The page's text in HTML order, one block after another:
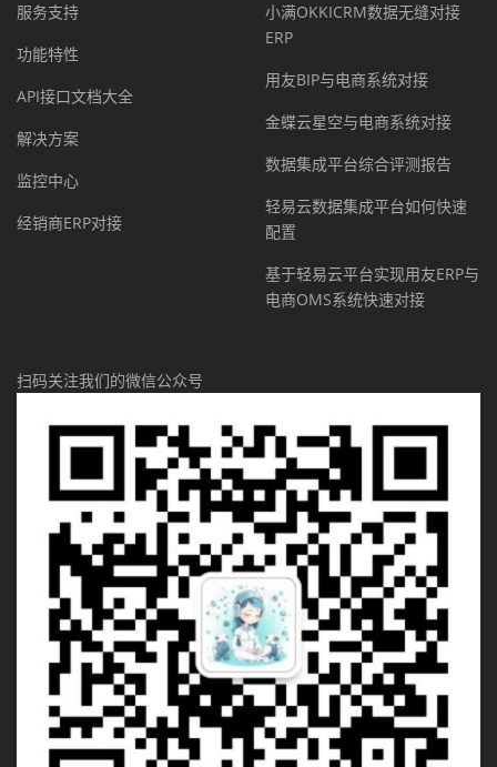
服务支持
功能特性
API接口文档大全
解决方案
监控中心
经销商ERP对接
小满OKKICRM数据无缝对接
ERP
用友BIP与电商系统对接
金蝶云星空与电商系统对接
数据集成平台综合评测报告
轻易云数据集成平台如何快速
配置
基于轻易云平台实现用友ERP与
电商OMS系统快速对接
扫码关注我们的微信公众号